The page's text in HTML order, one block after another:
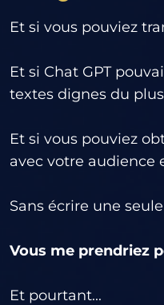
Et si vous pouviez
Et si Chat GPT
textes dignes du
Et si vous pouviez
avec votre audience
Sans écrire une
Vous me prendriez
Et pourtant...